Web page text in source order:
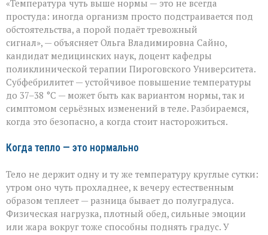
спешите
пить
что
скрывает
температура
37–
38 °C
«Температура чуть выше нормы — это не всегда
простуда: иногда организм просто подстраивается под
обстоятельства, а порой подаёт тревожный
сигнал», — объясняет Ольга Владимировна Сайно,
кандидат медицинских наук, доцент кафедры
поликлинической терапии Пироговского Университета.
Субфебрилитет — устойчивое повышение температуры
до 37–38 °C — может быть как вариантом нормы, так и
симптомом серьёзных изменений в теле. Разбираемся,
когда это безопасно, а когда стоит насторожиться.
Когда тепло — это нормально
Тело не держит одну и ту же температуру круглые сутки:
утром оно чуть прохладнее, к вечеру естественным
образом теплеет — разница бывает до полуградуса.
Физическая нагрузка, плотный обед, сильные эмоции
или жара вокруг тоже способны поднять градус. У